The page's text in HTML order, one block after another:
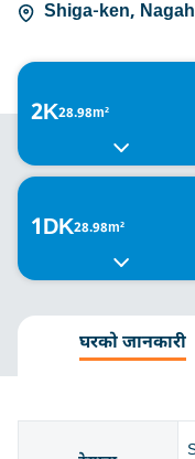
Shiga-ken,
2K28.98m²
1DK28.98m²
घरको जानकारी